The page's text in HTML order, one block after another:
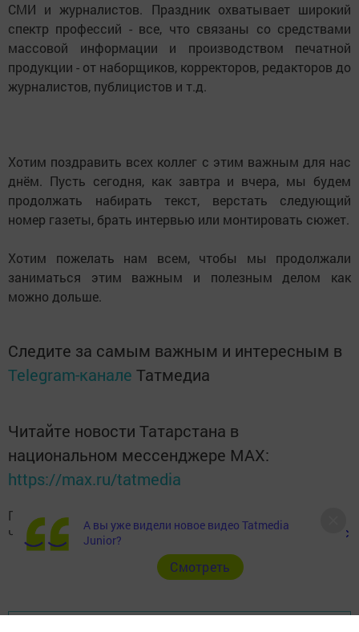
СМИ и журналистов. Праздник охватывает широкий
спектр профессий - все, что связаны со средствами
массовой информации и производством печатной
продукции - от наборщиков, корректоров, редакторов до
журналистов, публицистов и т.д.
Хотим поздравить всех коллег с этим важным для нас
днём. Пусть сегодня, как завтра и вчера, мы будем
продолжать набирать текст, верстать следующий
номер газеты, брать интервью или монтировать сюжет.
Хотим пожелать нам всем, чтобы мы продолжали
заниматься этим важным и полезным делом как
можно дольше.
Следите за самым важным и интересным в
Telegram-канале Татмедиа
Читайте новости Татарстана в
национальном мессенджере MАХ:
https://max.ru/tatmedia
Подписывайтесь на наш
читайте насВконтакте,Одноклассниках,«Дзен» Макс
А вы уже видели новое видео Tatmedia
Junior?
Cмотреть